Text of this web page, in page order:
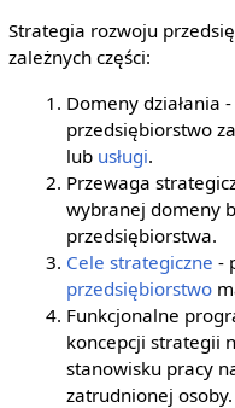
Strategia rozwoju
zależnych części:
Domeny działania
przedsiębiorstwo
lub usługi.
Przewaga
wybranej domeny
przedsiębiorstwa.
Cele strategiczne -
przedsiębiorstwo
Funkcjonalne
koncepcji strategii
stanowisku pracy
zatrudnionej osoby.